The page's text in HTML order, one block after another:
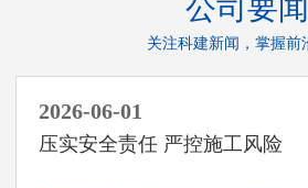
公司要闻
关注科建新闻，掌握前
2026-06-01
压实安全责任 严控施工风险